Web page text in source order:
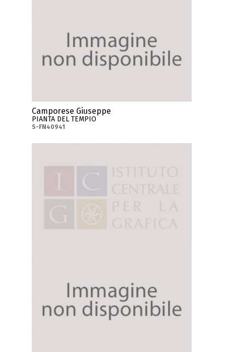
Camporese Giuseppe
PIANTA DEL TEMPIO
S-FN40941